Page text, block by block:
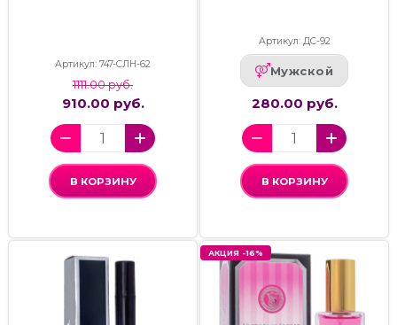
Артикул: 747-СЛН-62
1111.00 руб.
910.00 руб.
В КОРЗИНУ
Артикул: ДС-92
Мужской
280.00 руб.
В КОРЗИНУ
АКЦИЯ -16%